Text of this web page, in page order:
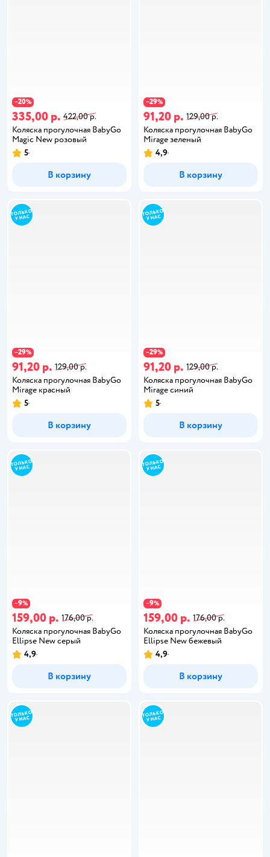
−20%
335,00 р. 422,00 р.
Коляска прогулочная BabyGo
Magic New розовый
5
В корзину
−29%
91,20 р. 129,00 р.
Коляска прогулочная BabyGo
Mirage зеленый
4,9
В корзину
−29%
91,20 р. 129,00 р.
Коляска прогулочная BabyGo
Mirage красный
5
В корзину
−29%
91,20 р. 129,00 р.
Коляска прогулочная BabyGo
Mirage синий
5
В корзину
−9%
159,00 р. 176,00 р.
Коляска прогулочная BabyGo
Ellipse New серый
4,9
В корзину
−9%
159,00 р. 176,00 р.
Коляска прогулочная BabyGo
Ellipse New бежевый
4,9
В корзину